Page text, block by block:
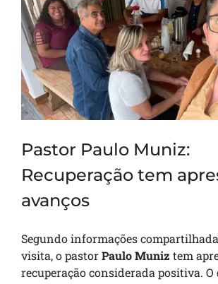
Pastor Paulo Muniz:
Recuperação tem
avanços
Segundo informações
visita, o pastorPaulo Muniz tem
recuperação considerada positiva.